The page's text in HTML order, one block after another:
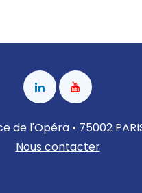
de l'Opéra • 75002
Nous contacter